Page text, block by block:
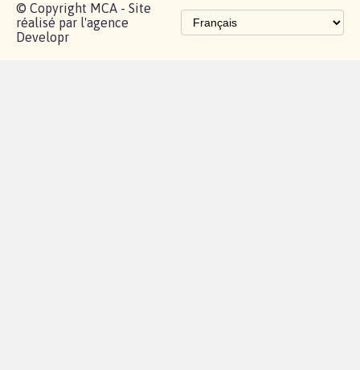
© Copyright MCA - Site
réalisé par l'agence
Developr